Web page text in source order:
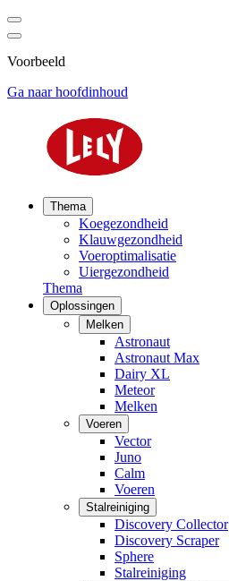
Voorbeeld
Ga naar hoofdinhoud
Thema
Koegezondheid
Klauwgezondheid
Voeroptimalisatie
Uiergezondheid
Thema
Oplossingen
Melken
Astronaut
Astronaut Max
Dairy XL
Meteor
Melken
Voeren
Vector
Juno
Calm
Voeren
Stalreiniging
Discovery Collector
Discovery Scraper
Sphere
Stalreiniging